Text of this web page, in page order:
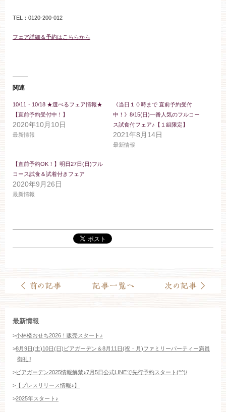
おもてなし
お約束 フォトギャラリー
特集
TEL：0120-200-012
フェア詳細＆予約はこちらから
関連
10/11・10/18 ★選べるフェア情報★
【直前予約受付中！】
2020年10月10日
最新情報
《当日１０時まで 直前予約受付
中！》8/15(日)一番人気のフルコー
ス試食付フェア♪【１組限定】
2021年8月14日
最新情報
【直前予約OK！】明日27日(日)フル
コース試食＆試着付きフェア
2020年9月26日
最新情報
最新情報
>小林楼おせち2026！販売スタート♪
>8月9日(土)10日(日)ビアガーデン＆8月11日(祝・月)ファミリーパーティー満員
御礼‼️
>ビアガーデン2025情報解禁♪7月5日公式LINEで先行予約スタート(^^)/
> 【プレスリリース情報♪】
>2025年スタート♪